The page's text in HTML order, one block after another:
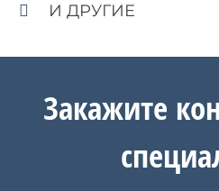
И ДРУГИЕ
Закажите